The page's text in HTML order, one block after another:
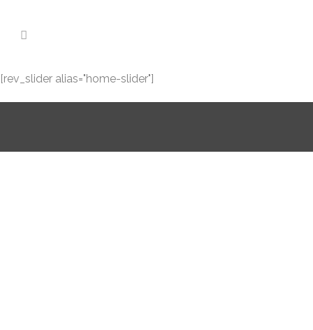
[rev_slider alias="home-slider"]